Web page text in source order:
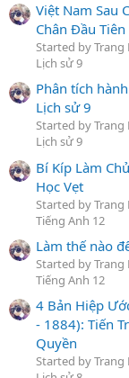
Việt Nam Sau
Chân Đầu
Started by Trang
Lịch sử 9
Phân tích
Lịch sử 9
Started by Trang
Lịch sử 9
Bí Kíp Làm
Học Vẹt
Started by Trang
Tiếng Anh 12
Làm thế nào
Started by Trang
Tiếng Anh 12
4 Bản Hiệp
- 1884): Tiến
Quyền
Started by Trang